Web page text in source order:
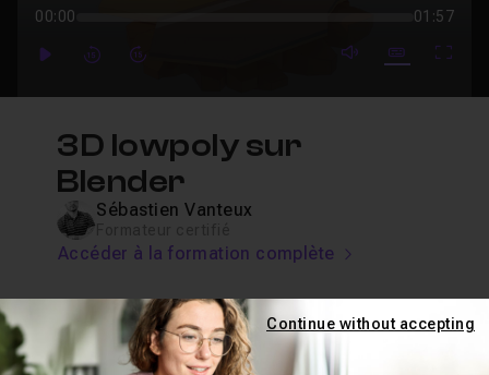
00:00 01:57
PlayForwardForward mute video
Subtitles
3D lowpoly sur
Blender
Sébastien Vanteux
Accéder à la formation complète